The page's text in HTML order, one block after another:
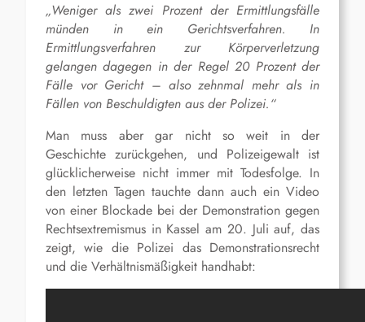
„Weniger als zwei Prozent der Ermittlungsfälle
münden in ein Gerichtsverfahren. In
Ermittlungsverfahren zur Körperverletzung
gelangen dagegen in der Regel 20 Prozent der
Fälle vor Gericht – also zehnmal mehr als in
Fällen von Beschuldigten aus der Polizei.“
Man muss aber gar nicht so weit in der
Geschichte zurückgehen, und Polizeigewalt ist
glücklicherweise nicht immer mit Todesfolge. In
den letzten Tagen tauchte dann auch ein Video
von einer Blockade bei der Demonstration gegen
Rechtsextremismus in Kassel am 20. Juli auf, das
zeigt, wie die Polizei das Demonstrationsrecht
und die Verhältnismäßigkeit handhabt: